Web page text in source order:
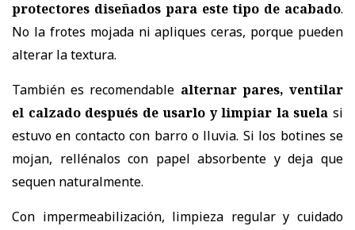
protectores diseñados para este tipo de acabado.
No la frotes mojada ni apliques ceras, porque pueden
alterar la textura.
También es recomendable alternar pares, ventilar
el calzado después de usarlo y limpiar la suela si
estuvo en contacto con barro o lluvia. Si los botines se
mojan, rellénalos con papel absorbente y deja que
sequen naturalmente.
Con impermeabilización, limpieza regular y cuidado